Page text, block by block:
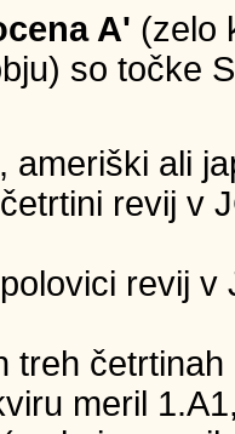
A' (zelo
so točke
ameriški ali
revij v
revij
treh
meril